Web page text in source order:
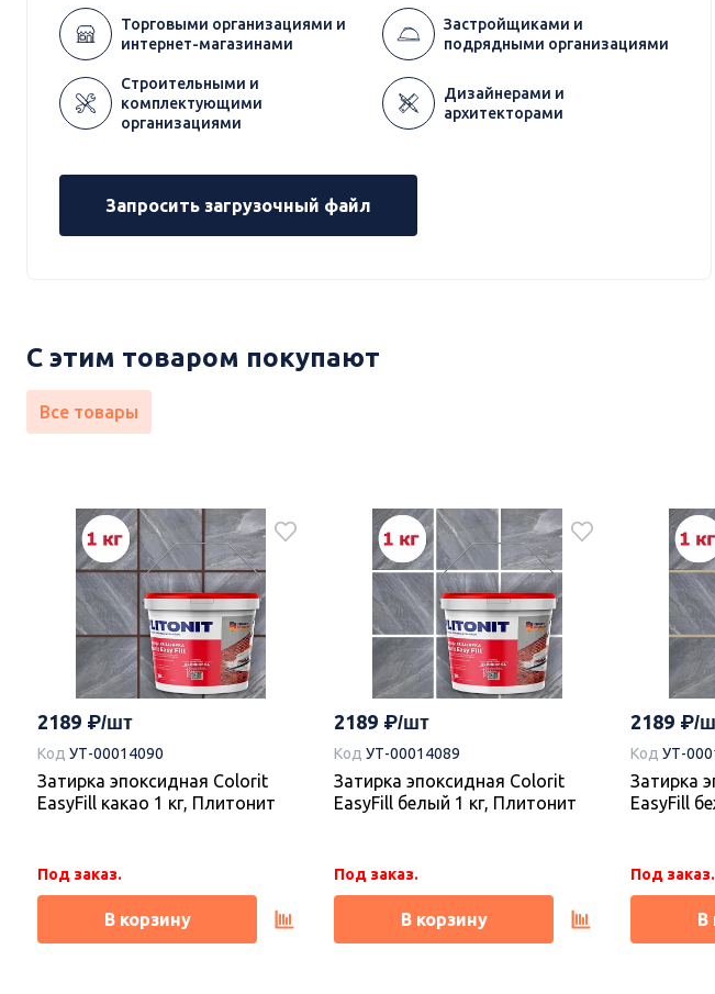
Торговыми организациями и
интернет-магазинами
Застройщиками и
подрядными организациями
Строительными и
комплектующими
организациями
Дизайнерами и
архитекторами
Запросить загрузочный файл
С этим товаром покупают
Все товары
2189
Код УТ-00014090
Затирка эпоксидная Colorit
EasyFill какао 1 кг, Плитонит
Под заказ.
В корзину
2189
Код УТ-00014089
Затирка эпоксидная Colorit
EasyFill белый 1 кг, Плитонит
Под заказ.
В корзину
2189
Код УТ-
Затирка
EasyFill
Под заказ.
В